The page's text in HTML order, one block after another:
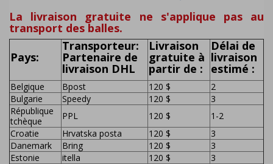
La livraison gratuite ne s'applique pas au
transport des balles.
Pays:
Transporteur:
Partenaire de
livraison DHL
Livraison
gratuite à
partir de :
Délai de
livraison
estimé :
Belgique Bpost 120 $
2
Bulgarie
Speedy 120 $
3
République
tchèque
PPL 120 $
1-2
Croatie
Hrvatska posta 120 $
3
Danemark
Bring 120 $
3
Estonie
itella 120 $
3